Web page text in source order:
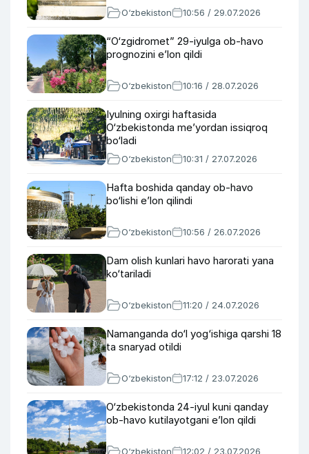
O‘zbekiston 10:56 / 29.07.2026
“O‘zgidromet” 29-iyulga ob-havo
prognozini e’lon qildi
O‘zbekiston 10:16 / 28.07.2026
Iyulning oxirgi haftasida
O‘zbekistonda me’yordan issiqroq
bo‘ladi
O‘zbekiston 10:31 / 27.07.2026
Hafta boshida qanday ob-havo
bo‘lishi e’lon qilindi
O‘zbekiston 10:56 / 26.07.2026
Dam olish kunlari havo harorati yana
ko‘tariladi
O‘zbekiston 11:20 / 24.07.2026
Namanganda do‘l yog‘ishiga qarshi 18
ta snaryad otildi
O‘zbekiston 17:12 / 23.07.2026
O‘zbekistonda 24-iyul kuni qanday
ob-havo kutilayotgani e’lon qildi
O‘zbekiston 12:02 / 23.07.2026